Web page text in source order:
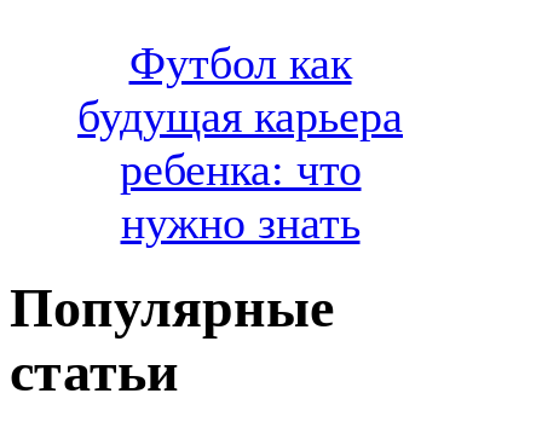
Футбол как
будущая карьера
ребенка: что
нужно знать
Популярные
статьи